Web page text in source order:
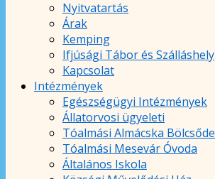
Nyitvatartás
Árak
Kemping
Ifjúsági Tábor és Szálláshely
Kapcsolat
Intézmények
Egészségügyi Intézmények
Állatorvosi ügyeleti
Tóalmási Almácska Bölcsőde
Tóalmási Mesevár Óvoda
Általános Iskola